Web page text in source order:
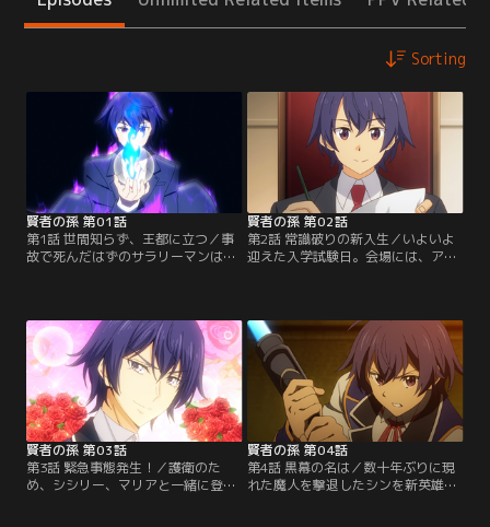
Sorting
賢者の孫 第01話
第1話 世間知らず、王都に立つ／事
故で死んだはずのサラリーマンは、
たちに育てられ、規格外の魔法を操
れるようになったものの、なんと常
識を教えられていなかった！森を出
て買い物すらしたことのない15歳。
そんな世間知らずのシンは…。
賢者の孫 第02話
第2話 常識破りの新入生／いよいよ
迎えた入学試験日。会場には、アー
周囲を驚かすシン。他の受験生は身
振り手振りとともに呪文を唱える
が、シンは無詠唱で魔法を発動さ
せ、さらには大爆発を起こす始末。
圧倒的な力の差により、なんと入試
首席で入学することとなった。
賢者の孫 第03話
第3話 緊急事態発生！／護衛のた
め、シシリー、マリアと一緒に登校
賢者の孫 第04話
第4話 黒幕の名は／数十年ぶりに現
れた魔人を撃退したシンを新英雄と